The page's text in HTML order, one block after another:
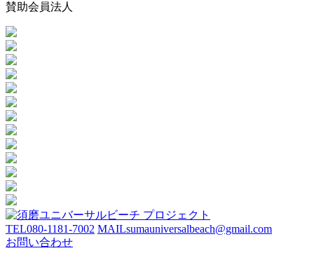
賛助会員法人
TEL080-1181-7002 MAILsumauniversalbeach@gmail.com
お問い合わせ